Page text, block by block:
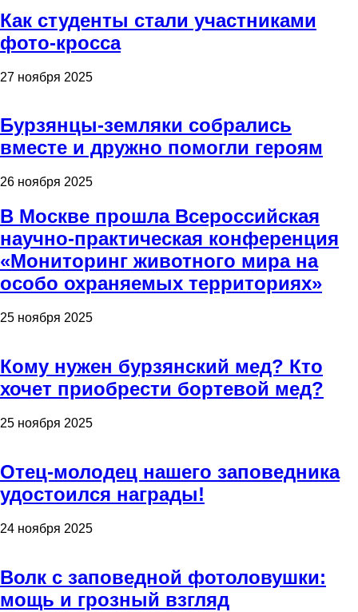
Как студенты стали участниками
фото-кросса
27 ноября 2025
Бурзянцы-земляки собрались
вместе и дружно помогли героям
26 ноября 2025
В Москве прошла Всероссийская
научно-практическая конференция
«Мониторинг животного мира на
особо охраняемых территориях»
25 ноября 2025
Кому нужен бурзянский мед? Кто
хочет приобрести бортевой мед?
25 ноября 2025
Отец-молодец нашего заповедника
удостоился награды!
24 ноября 2025
Волк с заповедной фотоловушки:
мощь и грозный взгляд